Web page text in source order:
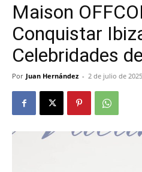
Maison
Conquistar
Celebridades
Por Juan Hernández - 2 de julio de 2025